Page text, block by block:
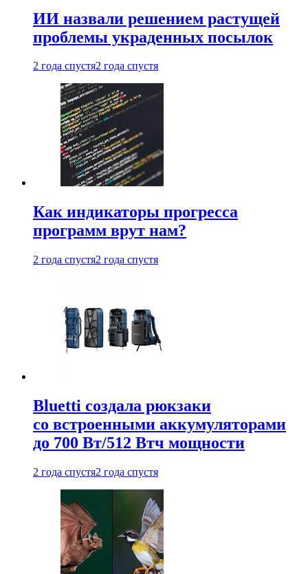
ИИ назвали решением растущей
проблемы украденных посылок
2 года спустя2 года спустя
Как индикаторы прогресса
программ врут нам?
2 года спустя2 года спустя
Bluetti создала рюкзаки
со встроенными аккумуляторами
до 700 Вт/512 Втч мощности
2 года спустя2 года спустя